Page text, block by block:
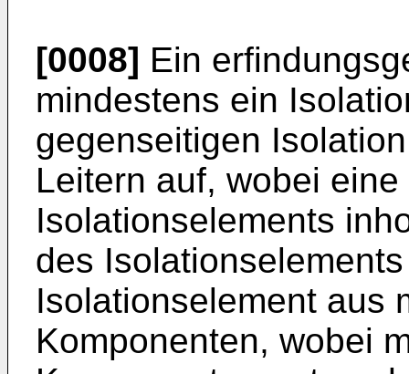
[0008] Ein
mindestens ein
gegenseitigen
Leitern auf, wobei
Isolationselements
des
Isolationselement aus
Komponenten, wobei